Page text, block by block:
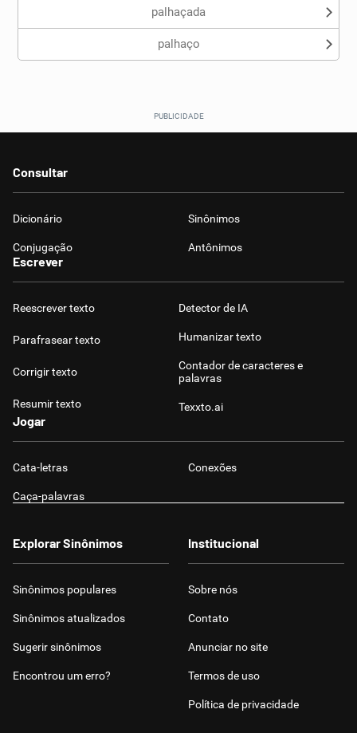
palhaçada
palhaço
Consultar
Dicionário Sinônimos
Conjugação Antônimos
Escrever
Reescrever texto
Parafrasear texto
Corrigir texto
Resumir texto
Detector de IA
Humanizar texto
Contador de caracteres e
palavras
Texxto.ai
Jogar
Cata-letras Conexões
Caça-palavras
Explorar Sinônimos
Sinônimos populares
Sinônimos atualizados
Sugerir sinônimos
Encontrou um erro?
Institucional
Sobre nós
Contato
Anunciar no site
Termos de uso
Política de privacidade